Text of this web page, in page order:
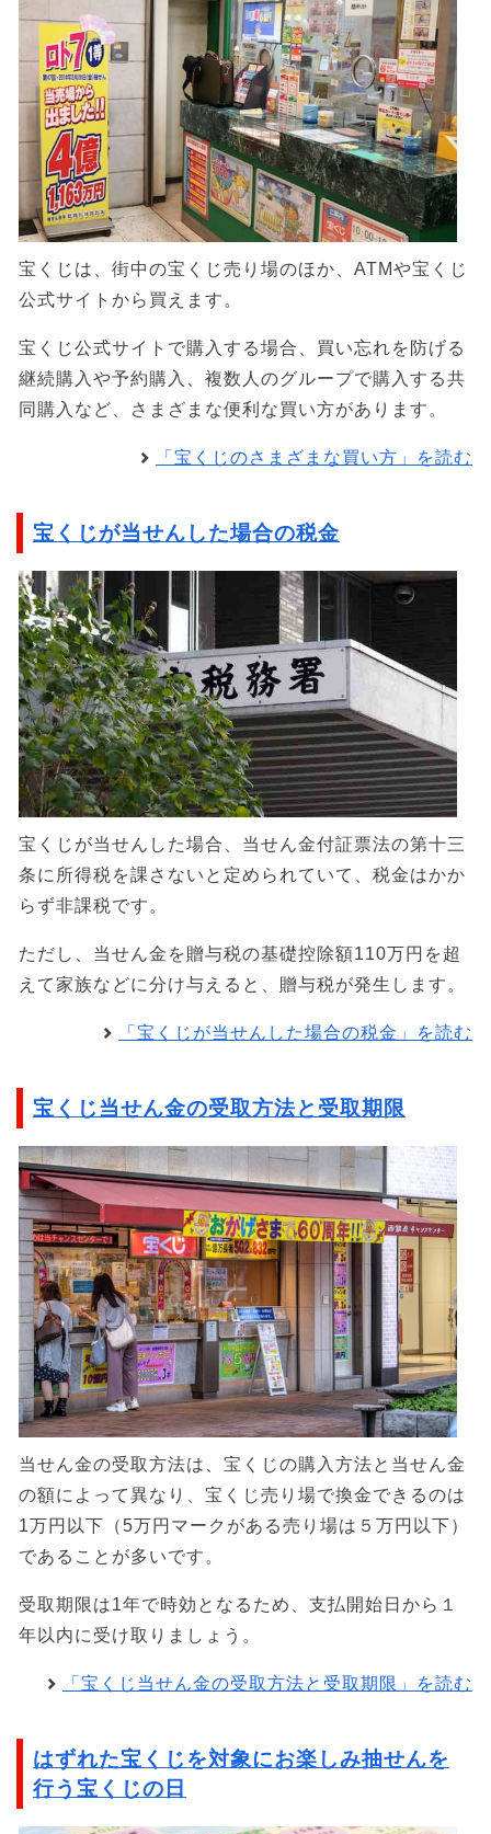
宝くじは、街中の宝くじ売り場のほか、ATMや宝くじ
公式サイトから買えます。
宝くじ公式サイトで購入する場合、買い忘れを防げる
継続購入や予約購入、複数人のグループで購入する共
同購入など、さまざまな便利な買い方があります。
「宝くじのさまざまな買い方」を読む
宝くじが当せんした場合の税金
宝くじが当せんした場合、当せん金付証票法の第十三
条に所得税を課さないと定められていて、税金はかか
らず非課税です。
ただし、当せん金を贈与税の基礎控除額110万円を超
えて家族などに分け与えると、贈与税が発生します。
「宝くじが当せんした場合の税金」を読む
宝くじ当せん金の受取方法と受取期限
当せん金の受取方法は、宝くじの購入方法と当せん金
の額によって異なり、宝くじ売り場で換金できるのは
1万円以下（5万円マークがある売り場は５万円以下）
であることが多いです。
受取期限は1年で時効となるため、支払開始日から１
年以内に受け取りましょう。
「宝くじ当せん金の受取方法と受取期限」を読む
はずれた宝くじを対象にお楽しみ抽せんを
行う宝くじの日